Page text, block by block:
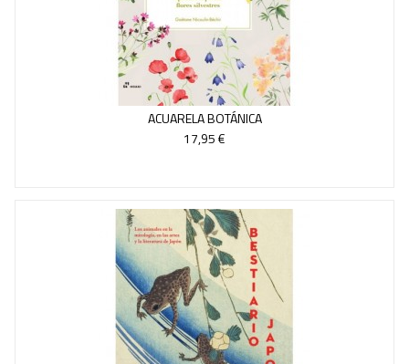
ACUARELA BOTÁNICA
17,95 €